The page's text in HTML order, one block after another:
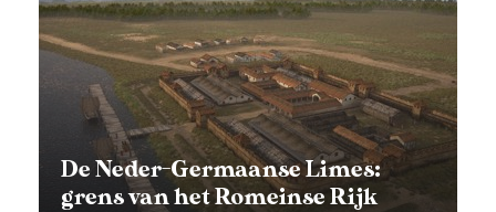
De Neder-Germaanse Limes:
grens van het Romeinse Rijk